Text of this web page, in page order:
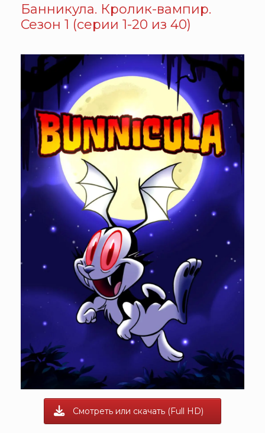
Банникула. Кролик-вампир.
Сезон 1 (серии 1-20 из 40)
Смотреть или скачать (Full HD)